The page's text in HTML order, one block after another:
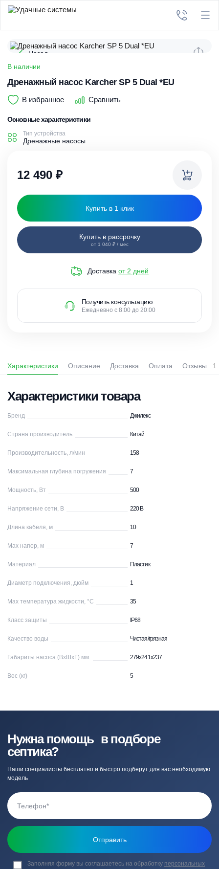
Назад
В наличии
Дренажный насос Karcher SP 5 Dual *EU
В избранное Сравнить
Основные характеристики
Тип устройства
Дренажные насосы
12 490 ₽
Купить в 1 клик
Купить в рассрочку
от 1 040 ₽ / мес
Доставка от 2 дней
Получить консультацию
Ежедневно с 8:00 до 20:00
Характеристики Описание Доставка Оплата Отзывы 1
Характеристики товара
Бренд Джилекс
Страна производитель Китай
Производительность, л/мин 158
Максимальная глубина погружения 7
Мощность, Вт 500
Напряжение сети, В 220 В
Длина кабеля, м 10
Max напор, м 7
Материал Пластик
Диаметр подключения, дюйм 1
Max температура жидкости, °С 35
Класс защиты IP68
Качество воды Чистая/грязная
Габариты насоса (ВхШхГ) мм. 279x241x237
Вес (кг) 5
Нужна помощь в подборе
септика?
Наши специалисты бесплатно и быстро подберут для вас необходимую
модель
Заполняя форму вы соглашаетесь на обработку персональных